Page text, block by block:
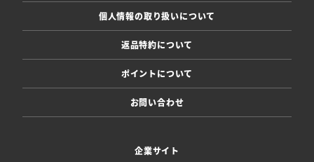
個人情報の取り扱いについて
返品特約について
ポイントについて
お問い合わせ
企業サイト